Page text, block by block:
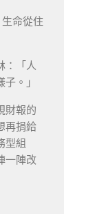
命從住
：「人
。」
財報的
再捐給
型組
一陣改